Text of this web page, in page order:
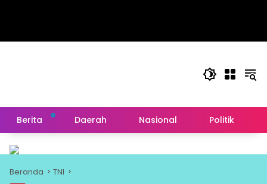
Berita Daerah Nasional Politik
Beranda TNI